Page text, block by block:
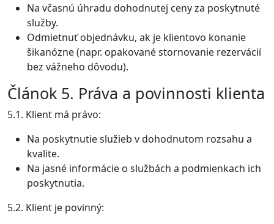
Na včasnú úhradu dohodnutej ceny za poskytnuté
služby.
Odmietnuť objednávku, ak je klientovo konanie
šikanózne (napr. opakované stornovanie rezervácií
bez vážneho dôvodu).
Článok 5. Práva a povinnosti klienta
5.1. Klient má právo:
Na poskytnutie služieb v dohodnutom rozsahu a
kvalite.
Na jasné informácie o službách a podmienkach ich
poskytnutia.
5.2. Klient je povinný: